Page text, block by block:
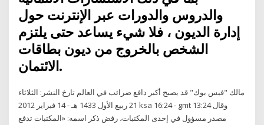
والدروس والدورات عبر الإنترنت حول
إدارة الديون ، فلا شيء يساعد حتى يلتزم
الشخص بالخروج من ديون بطاقات
الائتمان.
مالك "فيس بوك" قد يصبح أكبر دافع ضرائب في العالم تارخ النشر: الثلاثاء
21 ربيع الأول 1433 هـ - 14 فبراير 2012 ksa 16:24 - gmt 13:24 وقال
مصدر مسؤول في إحدى المكتبات، رفض ذكر اسمه: «المكتبات تدفع